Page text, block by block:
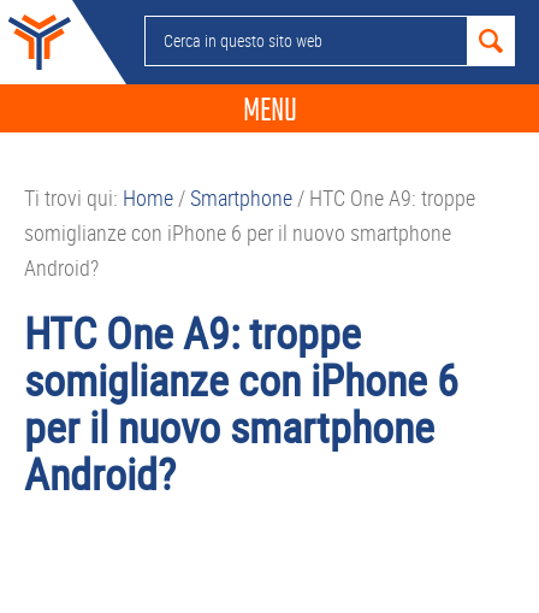
Passa
alla
navigazione
Passa
contenuto
Passa
alla
barra
Passa
piè
Cerca
in
sito
MENU
GUIDE ACQUISTO
TABLET
APP
Ti trovi qui: Home/Smartphone/ HTC One A9: troppe
somiglianze con iPhone 6 per il nuovo smartphone
Android?
HTC One A9: troppe
somiglianze con iPhone 6
per il nuovo smartphone
Android?